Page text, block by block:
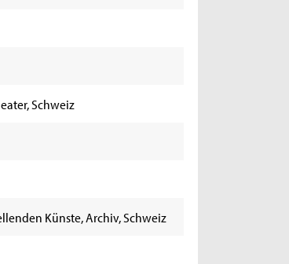
Schweiz
Künste, Archiv, Schweiz